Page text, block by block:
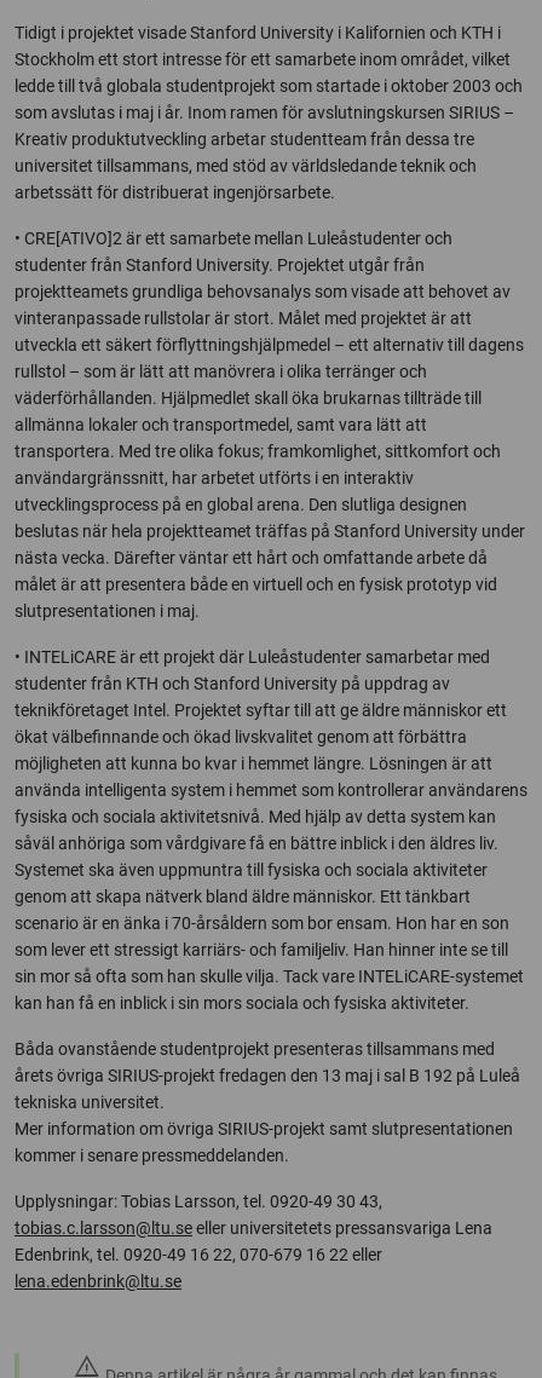
Tidigt i projektet visade Stanford University i Kalifornien och KTH i
Stockholm ett stort intresse för ett samarbete inom området, vilket
ledde till två globala studentprojekt som startade i oktober 2003 och
som avslutas i maj i år. Inom ramen för avslutningskursen SIRIUS –
Kreativ produktutveckling arbetar studentteam från dessa tre
universitet tillsammans, med stöd av världsledande teknik och
arbetssätt för distribuerat ingenjörsarbete.
• CRE[ATIVO]2 är ett samarbete mellan Luleåstudenter och
studenter från Stanford University. Projektet utgår från
projektteamets grundliga behovsanalys som visade att behovet av
vinteranpassade rullstolar är stort. Målet med projektet är att
utveckla ett säkert förflyttningshjälpmedel – ett alternativ till dagens
rullstol – som är lätt att manövrera i olika terränger och
väderförhållanden. Hjälpmedlet skall öka brukarnas tillträde till
allmänna lokaler och transportmedel, samt vara lätt att
transportera. Med tre olika fokus; framkomlighet, sittkomfort och
användargränssnitt, har arbetet utförts i en interaktiv
utvecklingsprocess på en global arena. Den slutliga designen
beslutas när hela projektteamet träffas på Stanford University under
nästa vecka. Därefter väntar ett hårt och omfattande arbete då
målet är att presentera både en virtuell och en fysisk prototyp vid
slutpresentationen i maj.
• INTELiCARE är ett projekt där Luleåstudenter samarbetar med
studenter från KTH och Stanford University på uppdrag av
teknikföretaget Intel. Projektet syftar till att ge äldre människor ett
ökat välbefinnande och ökad livskvalitet genom att förbättra
möjligheten att kunna bo kvar i hemmet längre. Lösningen är att
använda intelligenta system i hemmet som kontrollerar användarens
fysiska och sociala aktivitetsnivå. Med hjälp av detta system kan
såväl anhöriga som vårdgivare få en bättre inblick i den äldres liv.
Systemet ska även uppmuntra till fysiska och sociala aktiviteter
genom att skapa nätverk bland äldre människor. Ett tänkbart
scenario är en änka i 70-årsåldern som bor ensam. Hon har en son
som lever ett stressigt karriärs- och familjeliv. Han hinner inte se till
sin mor så ofta som han skulle vilja. Tack vare INTELiCARE-systemet
kan han få en inblick i sin mors sociala och fysiska aktiviteter.
Båda ovanstående studentprojekt presenteras tillsammans med
årets övriga SIRIUS-projekt fredagen den 13 maj i sal B 192 på Luleå
tekniska universitet.
Mer information om övriga SIRIUS-projekt samt slutpresentationen
kommer i senare pressmeddelanden.
Upplysningar: Tobias Larsson, tel. 0920-49 30 43,
tobias.c.larsson@ltu.seeller universitetets pressansvariga Lena
Edenbrink, tel. 0920-49 16 22, 070-679 16 22 eller
lena.edenbrink@ltu.se
warning